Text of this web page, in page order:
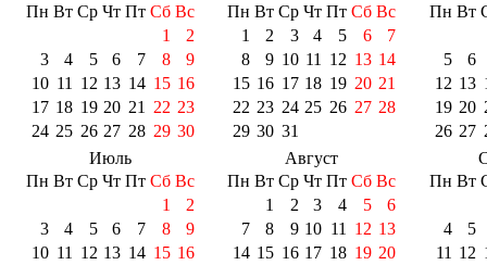
Пн Вт Ср Чт Пт Сб Вс
1
2
3
4 5 6 7 8
9
10 11 12 13 14 15 16
17 18 19 20 21 22 23
24 25 26 27 28 29 30
Пн Вт Ср Чт Пт Сб Вс
1
2 3 4 5 6
7
8
9 10 11 12 13 14
15 16 17 18 19 20 21
22 23 24 25 26 27 28
29 30 31
Пн Вт
5
6
12 13
19 20
26 27
Июль
Пн Вт Ср Чт Пт Сб Вс
1
2
3
4 5 6 7 8
9
10 11 12 13 14 15 16
Август
Пн Вт Ср Чт Пт Сб Вс
1
2 3 4 5
6
7
8 9 10 11 12 13
14 15 16 17 18 19 20
Пн Вт
4
5
11 12